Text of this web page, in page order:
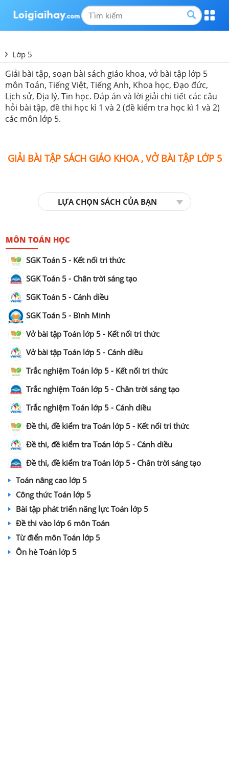
Lớp 5
Giải bài tập, soạn bài sách giáo khoa, vở bài tập lớp 5
môn Toán, Tiếng Việt, Tiếng Anh, Khoa học, Đạo đức,
Lịch sử, Địa lý, Tin học. Đáp án và lời giải chi tiết các câu
hỏi bài tập, đề thi học kì 1 và 2 (đề kiểm tra học kì 1 và 2)
các môn lớp 5.
GIẢI BÀI TẬP SÁCH GIÁO KHOA , VỞ BÀI TẬP LỚP 5
LỰA CHỌN SÁCH CỦA BẠN
MÔN TOÁN HỌC
SGK Toán 5 - Kết nối tri thức
SGK Toán 5 - Chân trời sáng tạo
SGK Toán 5 - Cánh diều
SGK Toán 5 - Bình Minh
Vở bài tập Toán lớp 5 - Kết nối tri thức
Vở bài tập Toán lớp 5 - Cánh diều
Trắc nghiệm Toán lớp 5 - Kết nối tri thức
Trắc nghiệm Toán lớp 5 - Chân trời sáng tạo
Trắc nghiệm Toán lớp 5 - Cánh diều
Đề thi, đề kiểm tra Toán lớp 5 - Kết nối tri thức
Đề thi, đề kiểm tra Toán lớp 5 - Cánh diều
Đề thi, đề kiểm tra Toán lớp 5 - Chân trời sáng tạo
Toán nâng cao lớp 5
Công thức Toán lớp 5
Bài tập phát triển năng lực Toán lớp 5
Đề thi vào lớp 6 môn Toán
Từ điển môn Toán lớp 5
Ôn hè Toán lớp 5